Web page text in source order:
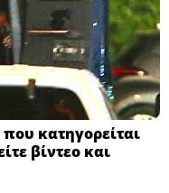
κατηγορείται
βίντεο και